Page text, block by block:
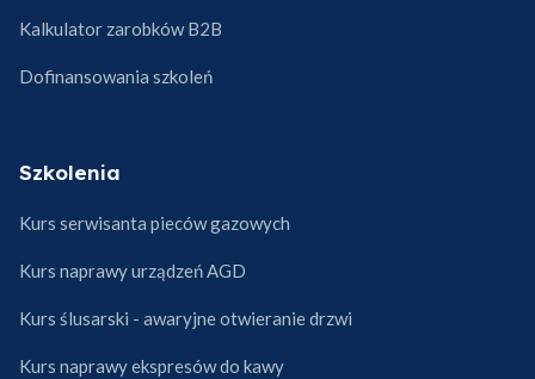
Kalkulator zarobków B2B
Dofinansowania szkoleń
Szkolenia
Kurs serwisanta pieców gazowych
Kurs naprawy urządzeń AGD
Kurs ślusarski - awaryjne otwieranie drzwi
Kurs naprawy ekspresów do kawy